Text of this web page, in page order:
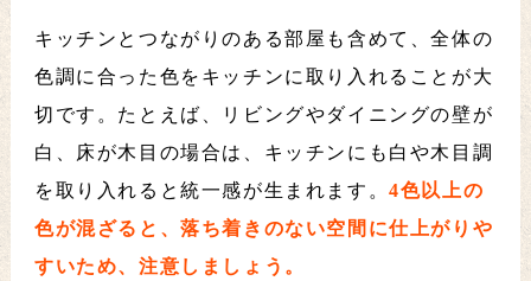
キッチンとつながりのある部屋も含めて、全体の
色調に合った色をキッチンに取り入れることが大
切です。たとえば、リビングやダイニングの壁が
白、床が木目の場合は、キッチンにも白や木目調
を取り入れると統一感が生まれます。4色以上の
色が混ざると、落ち着きのない空間に仕上がりや
すいため、注意しましょう。